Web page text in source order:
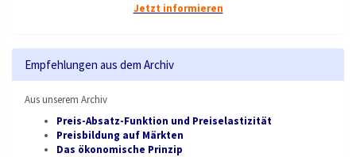
Jetzt informieren
Empfehlungen aus dem Archiv
Aus unserem Archiv
Preis-Absatz-Funktion und Preiselastizität
Preisbildung auf Märkten
Das ökonomische Prinzip